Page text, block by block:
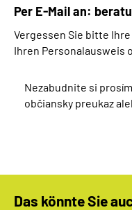
Per E-Mail an:
Vergessen Sie bitte
Ihren Personalausweis
Nezabudnite si
občiansky preukaz
Das könnte Sie